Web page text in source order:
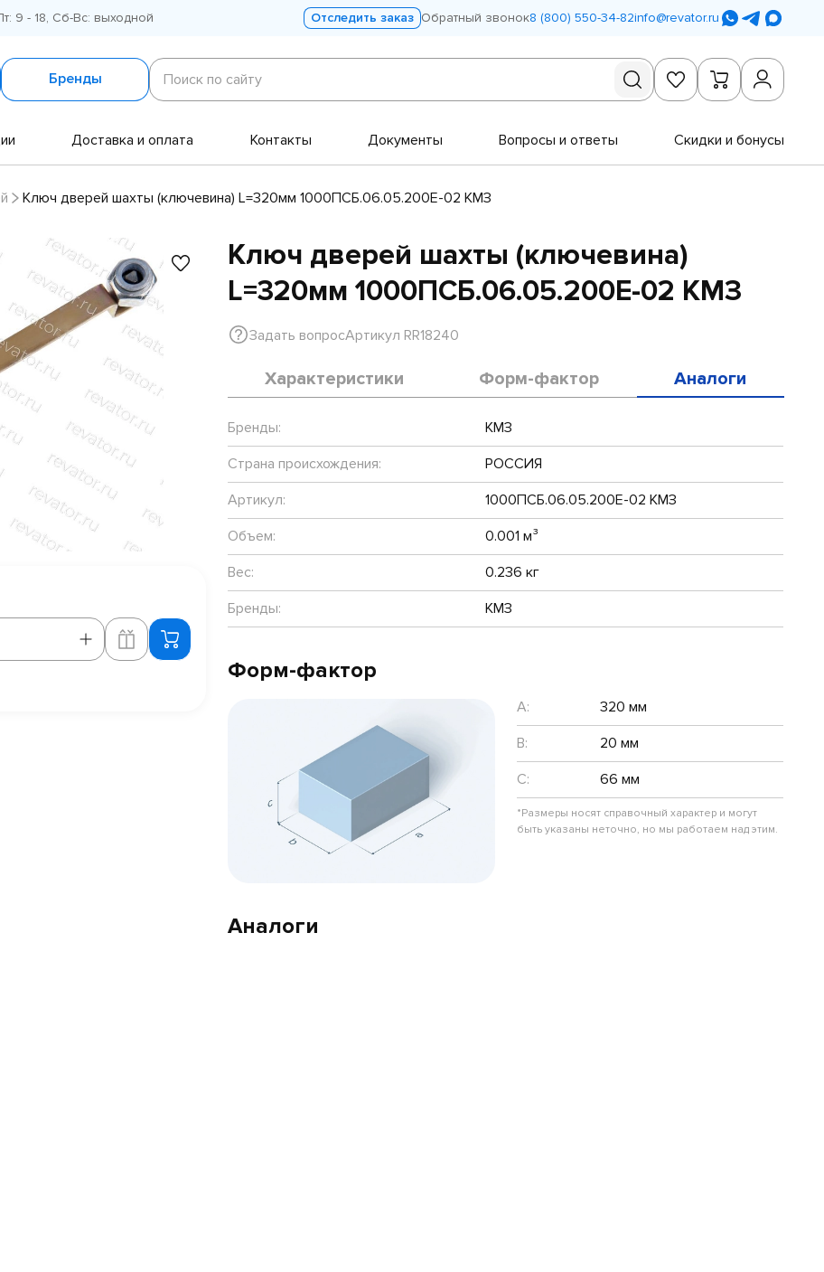
9 - 18, Сб-Вс: выходной Отследить заказ Обратный звонок8 (800) 550-34-82info@revator.ru
Бренды
Поиск
по
сайту
Поиск по сайту
Доставка и оплата Контакты Документы Вопросы и ответы Скидки и бонусы
Ключ дверей шахты (ключевина) L=320мм 1000ПСБ.06.05.200Е-02 КМЗ
Ключ дверей шахты (ключевина)
L=320мм 1000ПСБ.06.05.200Е-02 КМЗ
Задать вопросАртикул RR18240
Характеристики Форм-фактор Аналоги
Бренды:
КМЗ
Страна происхождения:
РОССИЯ
Артикул:
1000ПСБ.06.05.200Е-02 КМЗ
Объем:
0.001 м³
Вес:
0.236 кг
Бренды:
КМЗ
Форм-фактор
A:
320 мм
B:
20 мм
C:
66 мм
*Размеры носят справочный характер и могут
быть указаны неточно, но мы работаем над этим.
Аналоги